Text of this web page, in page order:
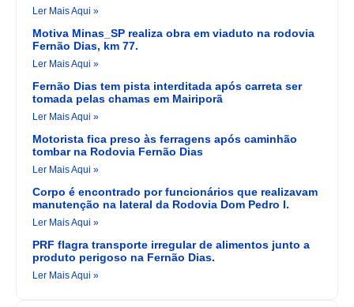
Ler Mais Aqui »
Motiva Minas_SP realiza obra em viaduto na rodovia
Fernão Dias, km 77.
Ler Mais Aqui »
Fernão Dias tem pista interditada após carreta ser
tomada pelas chamas em Mairiporã
Ler Mais Aqui »
Motorista fica preso às ferragens após caminhão
tombar na Rodovia Fernão Dias
Ler Mais Aqui »
Corpo é encontrado por funcionários que realizavam
manutenção na lateral da Rodovia Dom Pedro I.
Ler Mais Aqui »
PRF flagra transporte irregular de alimentos junto a
produto perigoso na Fernão Dias.
Ler Mais Aqui »